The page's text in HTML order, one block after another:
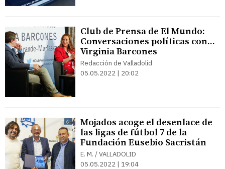
Club de Prensa de El Mundo:
Conversaciones políticas con...
Virginia Barcones
Redacción de Valladolid
05.05.2022 | 20:02
Mojados acoge el desenlace de
las ligas de fútbol 7 de la
Fundación Eusebio Sacristán
E. M. / VALLADOLID
05.05.2022 | 19:04